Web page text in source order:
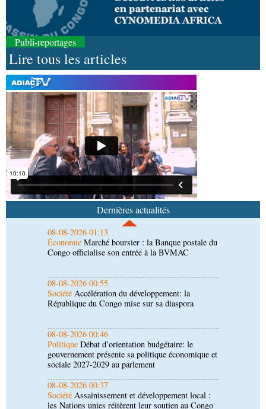
Publi-reportages
Lire tous les articles
Dernières actualités
08-08-2026 01:25
EnvironnementForêts : des techniciens formés à
l'utilisation d'un logiciel d'évaluation des
émissions
08-08-2026 01:18
Afrique-Monde Congo-Mali : les deux pays
envisagent le renforcement de leur coopération
agricole
08-08-2026 01:13
Marché boursier : la Banque postale du
Congo officialise son entrée à la BVMAC
08-08-2026 00:55
SociétéAccélération du développement: la
République du Congo mise sur sa diaspora
08-08-2026 00:46
PolitiqueDébat d’orientation budgétaire: le
gouvernement présente sa politique économique et
08-08-2026 00:37
SociétéAssainissement et développement local :
les Nations unies réitèrent leur soutien au Congo
07-08-2026 11:03
SportFootball, le week-end des Diables rouges et
des Congolais de la diaspora en Coupes d'Europe